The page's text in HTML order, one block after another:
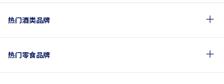
热门酒类品牌
热门零食品牌